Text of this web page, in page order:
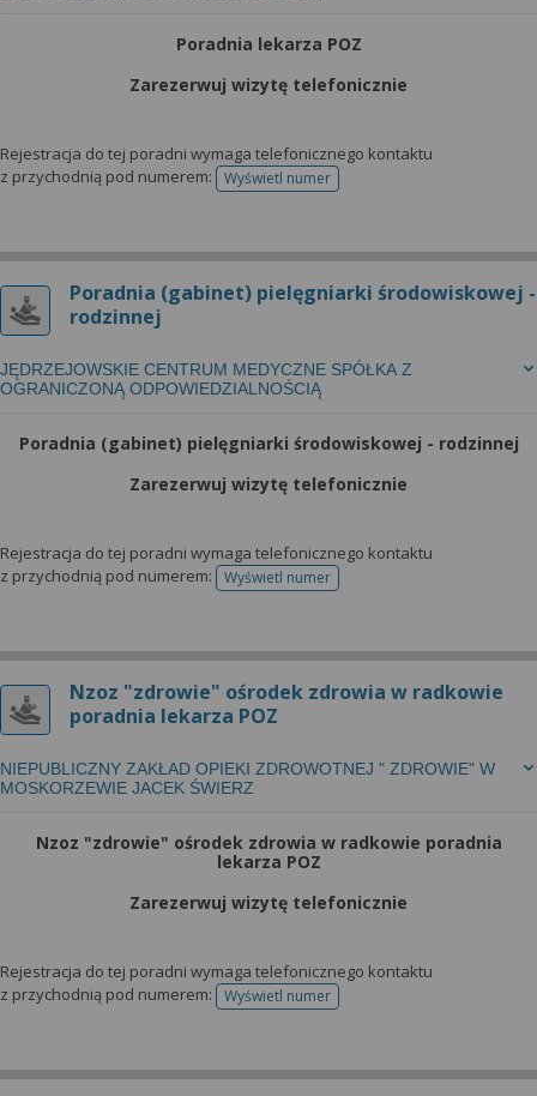
Poradnia lekarza POZ
Zarezerwuj wizytę telefonicznie
Rejestracja do tej poradni wymaga telefonicznego kontaktu
z przychodnią pod numerem:
Wyświetl numertelefonu do rejestracji
Poradnia (gabinet) pielęgniarki środowiskowej -
rodzinnej
JĘDRZEJOWSKIE CENTRUM MEDYCZNE SPÓŁKA Z
OGRANICZONĄ ODPOWIEDZIALNOŚCIĄ
Poradnia (gabinet) pielęgniarki środowiskowej - rodzinnej
Zarezerwuj wizytę telefonicznie
Rejestracja do tej poradni wymaga telefonicznego kontaktu
z przychodnią pod numerem:
Wyświetl numertelefonu do rejestracji
Nzoz "zdrowie" ośrodek zdrowia w radkowie
poradnia lekarza POZ
NIEPUBLICZNY ZAKŁAD OPIEKI ZDROWOTNEJ " ZDROWIE" W
MOSKORZEWIE JACEK ŚWIERZ
Nzoz "zdrowie" ośrodek zdrowia w radkowie poradnia
lekarza POZ
Zarezerwuj wizytę telefonicznie
Rejestracja do tej poradni wymaga telefonicznego kontaktu
z przychodnią pod numerem:
Wyświetl numertelefonu do rejestracji